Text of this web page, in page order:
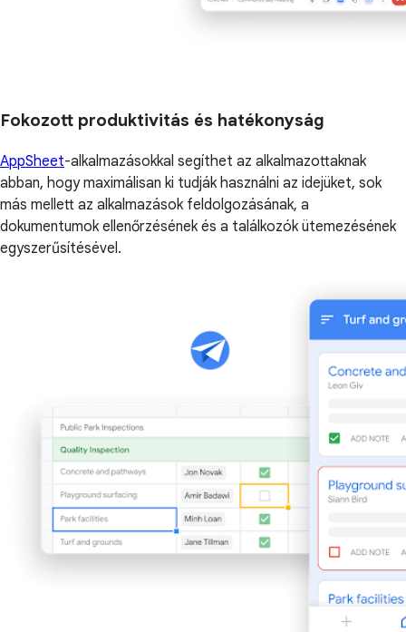
Fokozott produktivitás és hatékonyság
AppSheet-alkalmazásokkal segíthet az alkalmazottaknak
abban, hogy maximálisan ki tudják használni az idejüket, sok
más mellett az alkalmazások feldolgozásának, a
dokumentumok ellenőrzésének és a találkozók ütemezésének
egyszerűsítésével.